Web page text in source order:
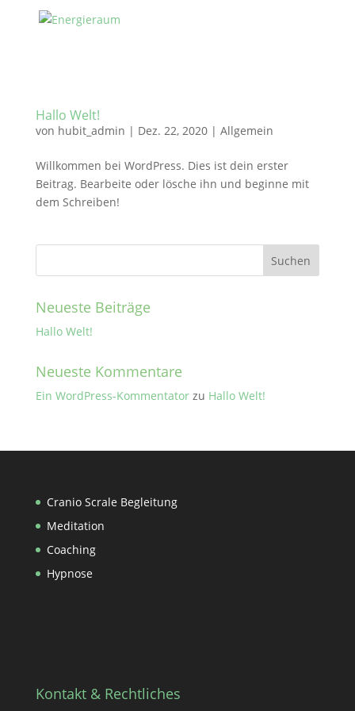
Hallo Welt!
von hubit_admin | Dez. 22, 2020| Allgemein
Willkommen bei WordPress. Dies ist dein erster
Beitrag. Bearbeite oder lösche ihn und beginne mit
dem Schreiben!
Neueste Beiträge
Hallo Welt!
Neueste Kommentare
Ein WordPress-Kommentatorzu Hallo Welt!
Cranio Scrale Begleitung
Meditation
Coaching
Hypnose
Kontakt & Rechtliches